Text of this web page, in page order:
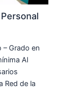
– Grado en
Al
Red de la